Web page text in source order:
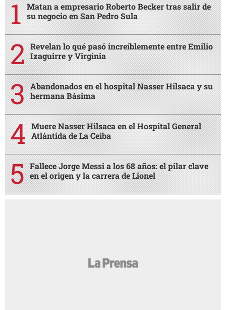
Matan a empresario Roberto Becker tras salir de
su negocio en San Pedro Sula
Revelan lo qué pasó increíblemente entre Emilio
Izaguirre y Virginia
Abandonados en el hospital Nasser Hilsaca y su
hermana Básima
Muere Nasser Hilsaca en el Hospital General
Atlántida de La Ceiba
Fallece Jorge Messi a los 68 años: el pilar clave
en el origen y la carrera de Lionel